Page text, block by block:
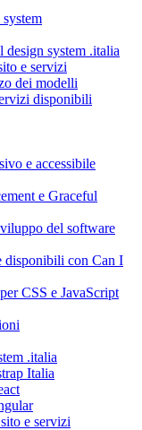
system .italia
e servizi
dei modelli
disponibili
e accessibile
e Graceful
del software
disponibili con Can I
CSS e JavaScript
.italia
Italia
e servizi